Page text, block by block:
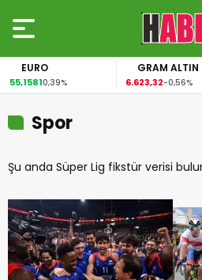
EURO
55,15810,39%
GRAM ALTIN
6.623,32-0,56%
Spor
Şu anda Süper Lig fikstür verisi